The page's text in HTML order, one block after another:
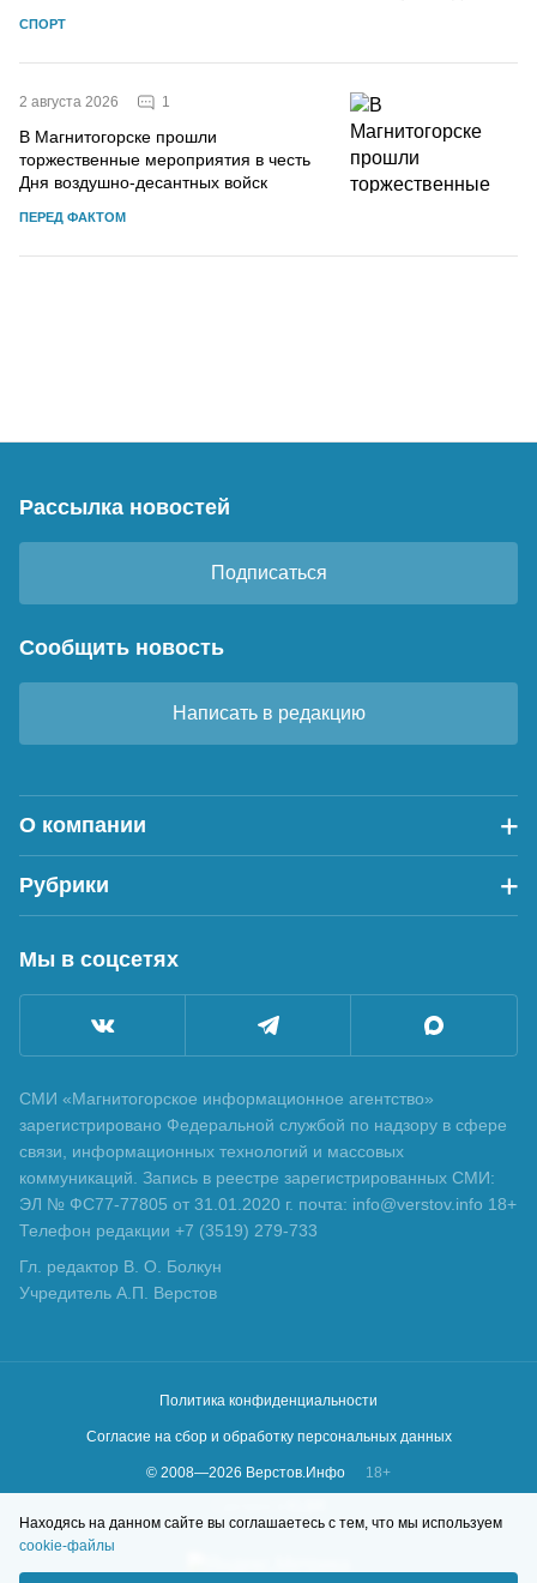
СПОРТ
2 августа 2026 1
В Магнитогорске прошли
торжественные мероприятия в честь
Дня воздушно-десантных войск
ПЕРЕД ФАКТОМ
Рассылка новостей
Подписаться
Сообщить новость
Написать в редакцию
О компании
Рубрики
Мы в соцсетях
СМИ «Магнитогорское информационное агентство»
зарегистрировано Федеральной службой по надзору в сфере
связи, информационных технологий и массовых
коммуникаций. Запись в реестре зарегистрированных СМИ:
ЭЛ № ФС77-77805 от 31.01.2020 г. почта: info@verstov.info 18+
Телефон редакции +7 (3519) 279-733
Гл. редактор В. О. Болкун
Учредитель А.П. Верстов
Политика конфиденциальности
Согласие на сбор и обработку персональных данных
© 2008—2026 Верстов.Инфо
18+
Находясь на данном сайте вы соглашаетесь с тем, что мы используем
cookie-файлы